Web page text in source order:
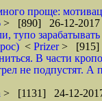
проще:
> [890] 26-12-2017
тупо
< Prizer> [915]
В части
не подпустят. А
> [1131] 24-12-